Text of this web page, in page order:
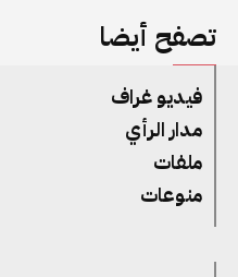
تصفح أيضا
فيديو غراف
مدار الرأي
ملفات
منوعات